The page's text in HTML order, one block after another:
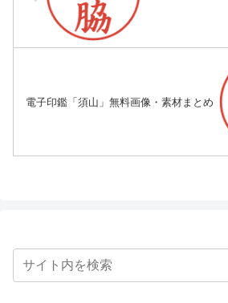
電子印鑑「須山」無料画像・素材まとめ